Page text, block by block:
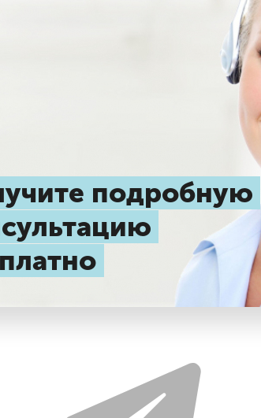
подробную